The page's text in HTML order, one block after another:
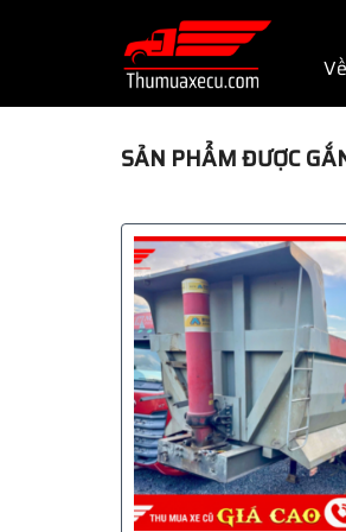
SẢN PHẨM ĐƯỢC